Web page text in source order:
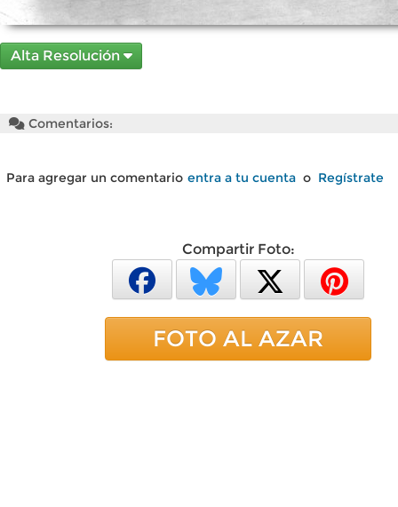
Alta Resolución
Comentarios:
Para agregar un comentario entra a tu cuenta o Regístrate
Compartir Foto:
FOTO AL AZAR